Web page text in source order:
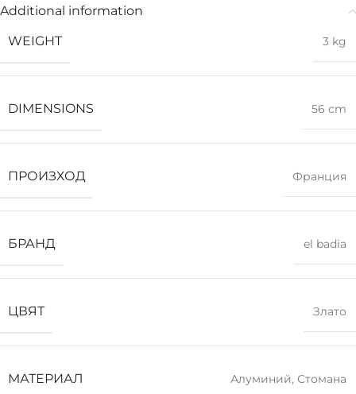
Additional information
WEIGHT
3 kg
DIMENSIONS 56 cm
ПРОИЗХОД Франция
БРАНД el badia
ЦВЯТ Злато
МАТЕРИАЛ Алуминий, Стомана